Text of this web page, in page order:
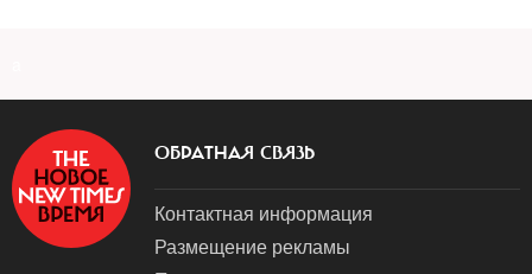
ОБРАТНАЯ СВЯЗЬ
Контактная информация
Размещение рекламы